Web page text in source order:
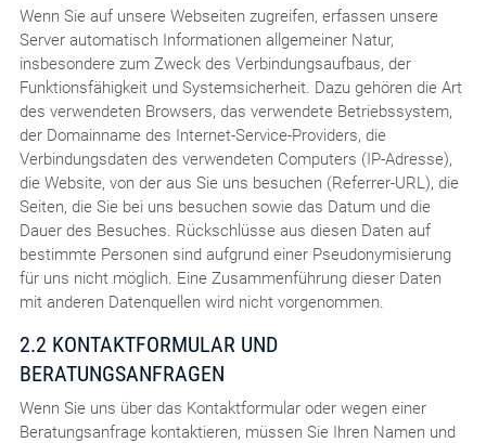
Wenn Sie auf unsere Webseiten zugreifen, erfassen unsere
Server automatisch Informationen allgemeiner Natur,
insbesondere zum Zweck des Verbindungsaufbaus, der
Funktionsfähigkeit und Systemsicherheit. Dazu gehören die Art
des verwendeten Browsers, das verwendete Betriebssystem,
der Domainname des Internet-Service-Providers, die
Verbindungsdaten des verwendeten Computers (IP-Adresse),
die Website, von der aus Sie uns besuchen (Referrer-URL), die
Seiten, die Sie bei uns besuchen sowie das Datum und die
Dauer des Besuches. Rückschlüsse aus diesen Daten auf
bestimmte Personen sind aufgrund einer Pseudonymisierung
für uns nicht möglich. Eine Zusammenführung dieser Daten
mit anderen Datenquellen wird nicht vorgenommen.
2.2 KONTAKTFORMULAR UND
BERATUNGSANFRAGEN
Wenn Sie uns über das Kontaktformular oder wegen einer
Beratungsanfrage kontaktieren, müssen Sie Ihren Namen und